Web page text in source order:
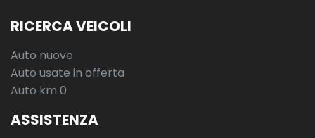
RICERCA VEICOLI
Auto nuove
Auto usate in offerta
Auto km 0
ASSISTENZA